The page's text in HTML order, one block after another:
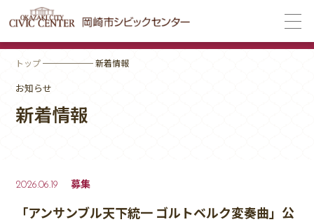
トップ────── 新着情報
お知らせ
新着情報
2026.06.19 募集
「アンサンブル天下統一 ゴルトベルク変奏曲」公